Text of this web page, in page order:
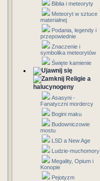
Biblia i meteoryty
Meteoryt w sztuce
materialnej
Podania, legendy i
przepowiednie
Znaczenie i
symbolika meteorytów
Święte kamienie
Religie a
halucynogeny
Asasyni -
Fanatyczni mordercy
Bogini maku
Budowniczowie
mostu
LSD a New Age
Ludzie-muchomory
Megality, Opium i
Konopie
Pejotyzm